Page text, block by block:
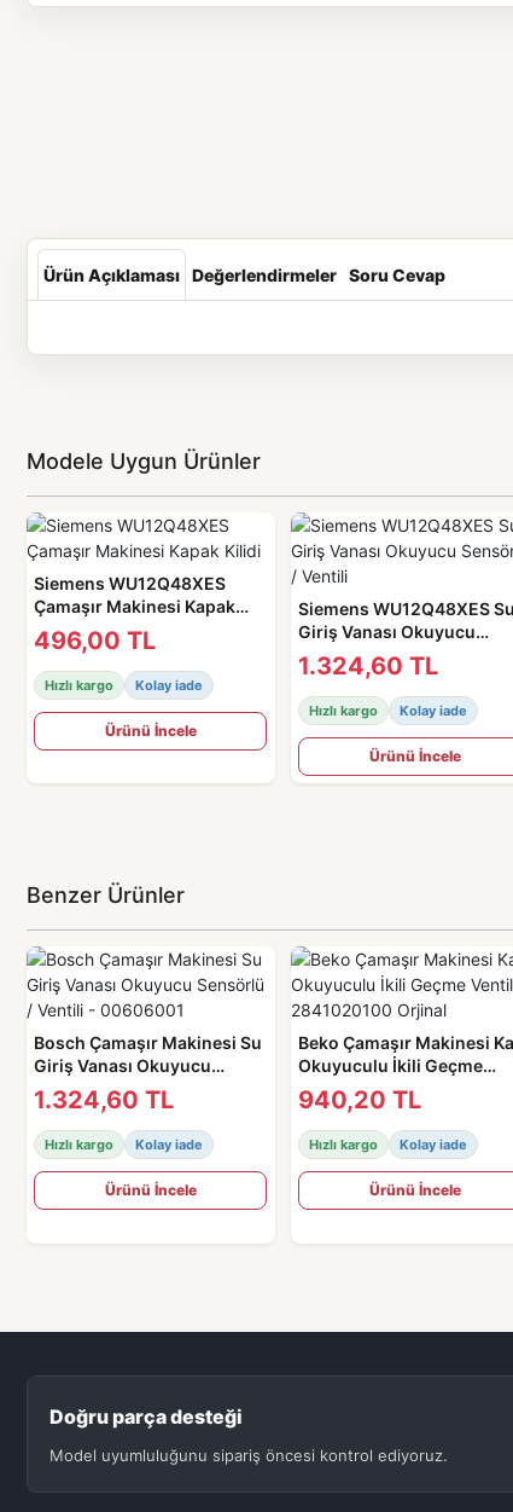
Ürün Açıklaması Değerlendirmeler Soru Cevap
Modele Uygun Ürünler
Siemens WU12Q48XES
Çamaşır Makinesi Kapak
Kilidi
496,00 TL
Hızlı kargo Kolay iade
Ürünü İncele
Siemens WU12Q48XES Su
Giriş Vanası Okuyucu
Sensörlü / Ventili
1.324,60 TL
Hızlı kargo Kolay iade
Ürünü İncele
Benzer Ürünler
Bosch Çamaşır Makinesi Su
Giriş Vanası Okuyucu
Sensörlü / Ventili -
00606001
1.324,60 TL
Hızlı kargo Kolay iade
Ürünü İncele
Beko Çamaşır Makinesi
Okuyuculu İkili Geçme
Ventil - 2841020100 Orjinal
940,20 TL
Hızlı kargo Kolay iade
Ürünü İncele
Doğru parça desteği
Model uyumluluğunu sipariş öncesi kontrol ediyoruz.